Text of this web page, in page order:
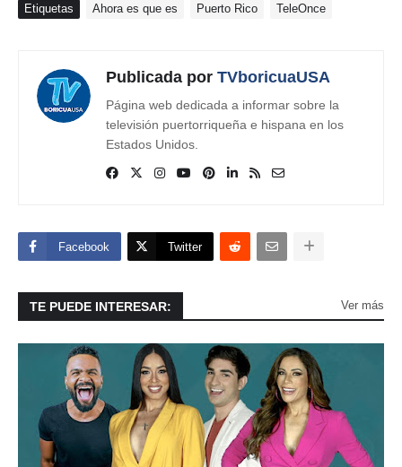
Etiquetas Ahora es que es Puerto Rico TeleOnce
Publicada por TVboricuaUSA
Página web dedicada a informar sobre la
televisión puertorriqueña e hispana en los
Estados Unidos.
Facebook Twitter
TE PUEDE INTERESAR: Ver más